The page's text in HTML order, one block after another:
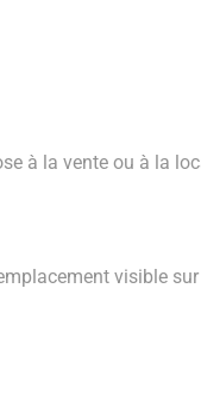
à la vente ou à la
visible